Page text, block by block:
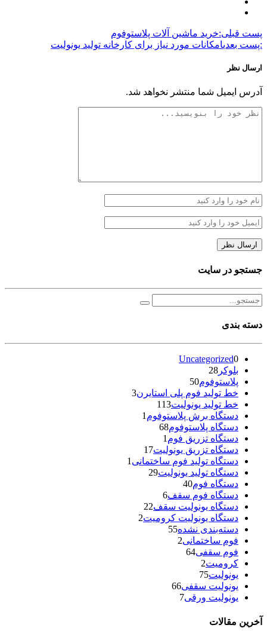
پست قبلی:خرید ماشین آلات پلاستوفوم
:پست بعدیامکانات مورد نیاز برای کارخانه تولید یونولیت
ارسال نظر
آدرس ایمیل شما منتشر نخواهد شد.
جستجو در سایت
دسته بندی
Uncategorized0
بلوکر 28
پلاستوفوم50
خط تولید فوم پلی استایرن3
خط تولید یونولیت113
دستگاه برش پلاستوفوم1
دستگاه پلاستوفوم68
دستگاه تزریق فوم1
دستگاه تزریق یونولیت17
دستگاه تولید فوم ساختمانی1
دستگاه تولید یونولیت29
دستگاه فوم40
دستگاه فوم سقف6
دستگاه یونولیت سقف22
دستگاه یونولیت کرومیت2
دسته‌بندی نشده55
فوم ساختمانی2
فوم سقفی64
کرومیت2
یونولیت75
یونولیت سقفی66
یونولیت ورقی7
آخرین مقالات